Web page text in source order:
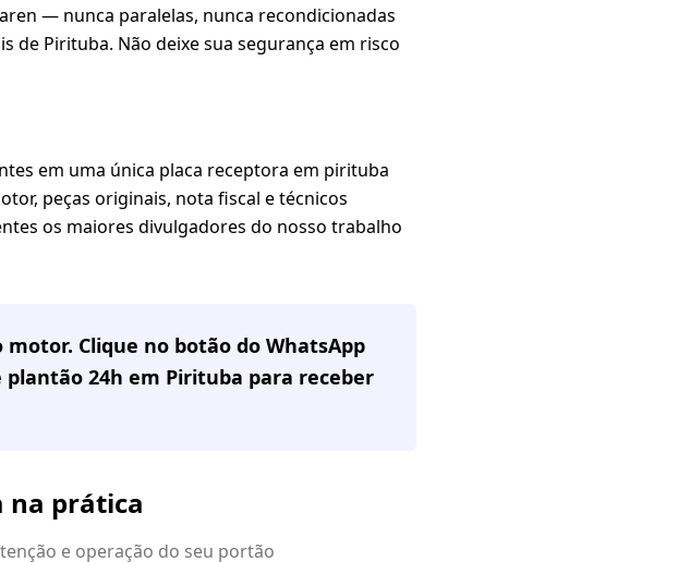
— nunca paralelas, nunca recondicionadas
de Pirituba. Não deixe sua segurança em risco
em uma única placa receptora em pirituba
peças originais, nota fiscal e técnicos
os maiores divulgadores do nosso trabalho
Clique no botão do WhatsApp
plantão 24h em Pirituba para receber
na prática
e operação do seu portão